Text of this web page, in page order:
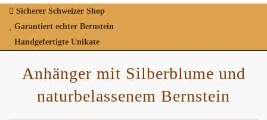
Sicherer Schweizer Shop
Garantiert echter Bernstein
Handgefertigte Unikate
Anhänger mit Silberblume und
naturbelassenem Bernstein